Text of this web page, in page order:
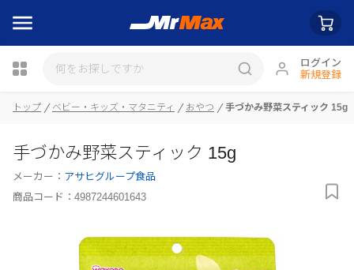
ログイン
新規登録
瓶詰
トップ ベビー・キッズ・マタニティ おやつ 手づかみ野菜スティック 15g
手づかみ野菜スティック 15g
メーカー： アサヒグループ食品
商品コード： 4987244601643